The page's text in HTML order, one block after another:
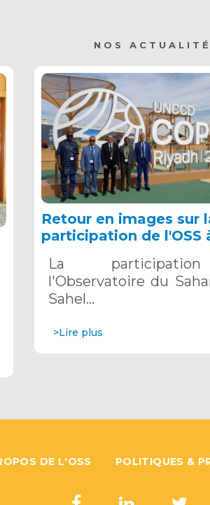
NOS
Retour en images sur
participation de l'OSS
2024 à Riyad, en Arabie
Saoudite
La
l'Observatoire du
Sahel…
>Lire plus
DE L'OSS POLITIQUES &